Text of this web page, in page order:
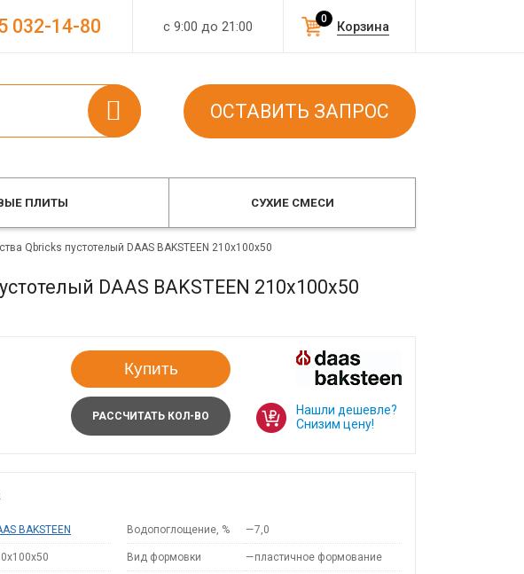
с 9:00 до 21:00 Корзина
0
032-14-80
ОСТАВИТЬ ЗАПРОС
ПЛИТЫ СУХИЕ СМЕСИ
Qbricks пустотелый DAAS BAKSTEEN 210x100x50
DAAS BAKSTEEN 210x100x50
Купить
РАССЧИТАТЬ КОЛ-ВО
Нашли дешевле?
Снизим цену!
BAKSTEEN Водопоглощение, % —7,0
Вид формовки —пластичное формование